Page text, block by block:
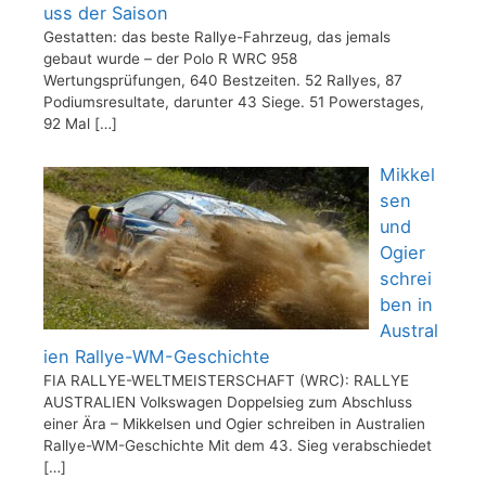
uss der Saison
Gestatten: das beste Rallye-Fahrzeug, das jemals
gebaut wurde – der Polo R WRC 958
Wertungsprüfungen, 640 Bestzeiten. 52 Rallyes, 87
Podiumsresultate, darunter 43 Siege. 51 Powerstages,
92 Mal […]
Mikkel
sen
und
Ogier
schrei
ben in
Austral
ien Rallye-WM-Geschichte
FIA RALLYE-WELTMEISTERSCHAFT (WRC): RALLYE
AUSTRALIEN Volkswagen Doppelsieg zum Abschluss
einer Ära – Mikkelsen und Ogier schreiben in Australien
Rallye-WM-Geschichte Mit dem 43. Sieg verabschiedet
[…]